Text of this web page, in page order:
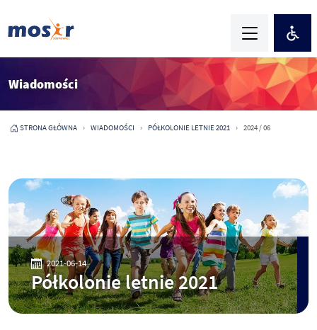
Wiadomości
STRONA GŁÓWNA WIADOMOŚCI PÓŁKOLONIE LETNIE 2021 2024 / 06
2021-06-14
Półkolonie letnie 2021